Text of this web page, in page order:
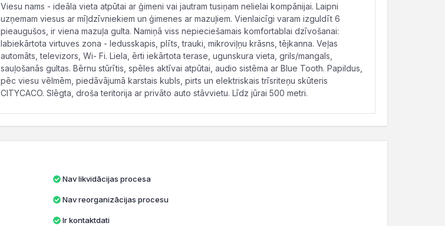
Viesu nams - ideāla vieta atpūtai ar ģimeni vai jautram tusiņam nelielai kompānijai. Laipni
uzņemam viesus ar mīļdzīvniekiem un ģimenes ar mazuļiem. Vienlaicīgi varam izguldīt 6
pieaugušos, ir viena mazuļa gulta. Namiņā viss nepieciešamais komfortablai dzīvošanai:
labiekārtota virtuves zona - ledusskapis, plīts, trauki, mikroviļņu krāsns, tējkanna. Veļas
automāts, televizors, Wi- Fi. Liela, ērti iekārtota terase, ugunskura vieta, grils/mangals,
sauļošanās gultas. Bērnu stūrītis, spēles aktīvai atpūtai, audio sistēma ar Blue Tooth. Papildus,
pēc viesu vēlmēm, piedāvājumā karstais kubls, pirts un elektriskais trīsriteņu skūteris
CITYCACO. Slēgta, droša teritorija ar privāto auto stāvvietu. Līdz jūrai 500 metri.
Nav likvidācijas procesa
Nav reorganizācijas procesu
Ir kontaktdati